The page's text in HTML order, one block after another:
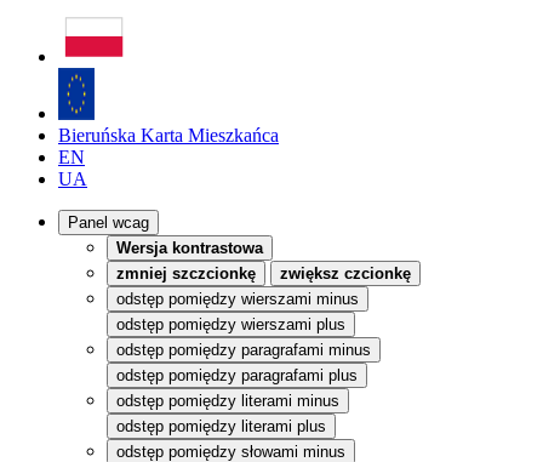
Bieruńska Karta Mieszkańca
EN
UA
Panel wcag
Wersja kontrastowa
zmniej szczcionkę
zwiększ czcionkę
odstęp pomiędzy wierszami minus
odstęp pomiędzy wierszami plus
odstęp pomiędzy paragrafami minus
odstęp pomiędzy paragrafami plus
odstęp pomiędzy literami minus
odstęp pomiędzy literami plus
odstęp pomiędzy słowami minus